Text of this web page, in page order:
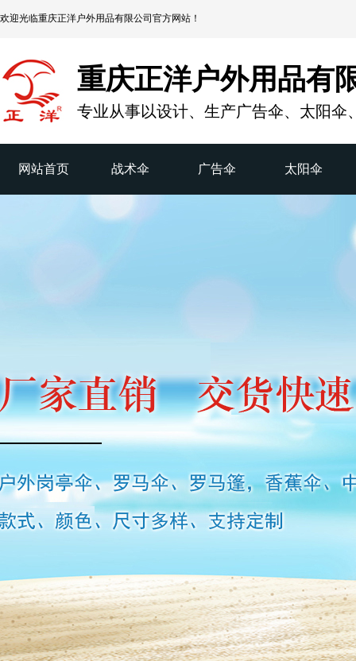
欢迎光临重庆正洋户外用品有限公司 官方网站！
重庆正洋户外用品有
专业从事以设计、生产广告伞、太阳
网站首页 战术伞 广告伞 太阳伞